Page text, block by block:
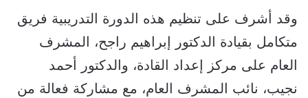
وقد أشرف على تنظيم هذه الدورة التدريبية فريق
متكامل بقيادة الدكتور إبراهيم راجح، المشرف
العام على مركز إعداد القادة، والدكتور أحمد
نجيب، نائب المشرف العام، مع مشاركة فعالة من